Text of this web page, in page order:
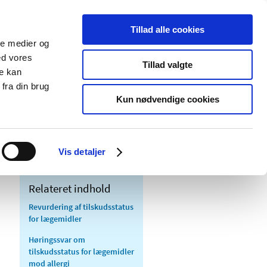
medier og
vores
kan
din brug
Vis detaljer
Tillad alle cookies
Tillad valgte
Kun nødvendige cookies
Særlige
produktområder
Relateret indhold
Revurdering af tilskudsstatus
for lægemidler
Høringssvar om
tilskudsstatus for lægemidler
mod allergi